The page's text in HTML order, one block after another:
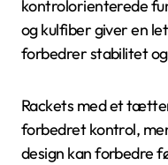
kontrolorienterede
og kulfiber giver en
forbedrer stabilitet
Rackets med et
forbedret kontrol,
design kan forbedre